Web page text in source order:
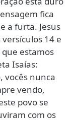
fica
a furta. Jesus
14 e
estamos
Isaías:
vocês nunca
vendo,
povo se
com os